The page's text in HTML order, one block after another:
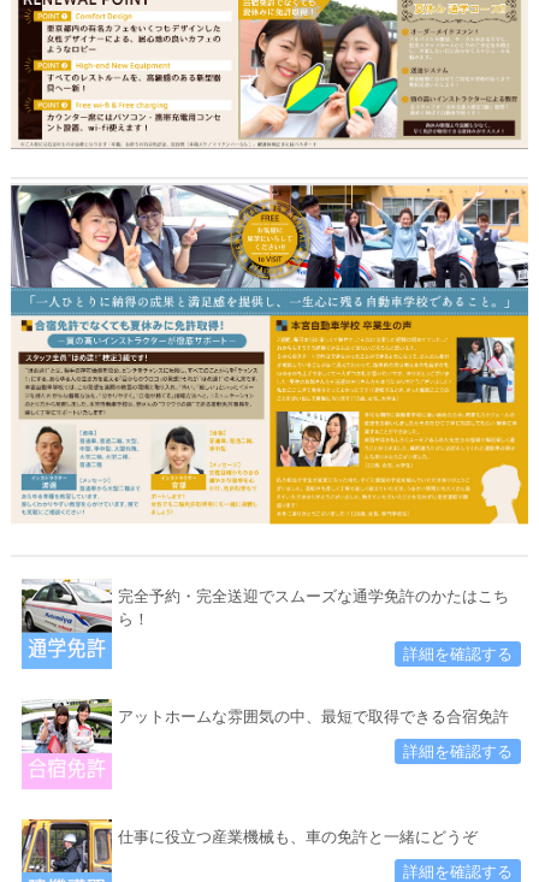
完全予約・完全送迎でスムーズな通学免許のかたはこち
ら！
詳細を確認する
アットホームな雰囲気の中、最短で取得できる合宿免許
詳細を確認する
仕事に役立つ産業機械も、車の免許と一緒にどうぞ
詳細を確認する